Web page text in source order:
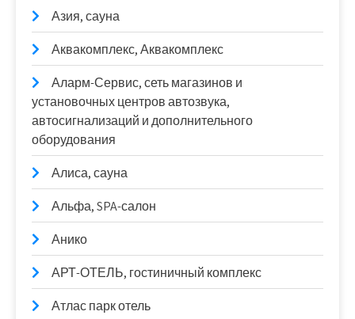
Азия, сауна
Аквакомплекс, Аквакомплекс
Аларм-Сервис, сеть магазинов и
установочных центров автозвука,
автосигнализаций и дополнительного
оборудования
Алиса, сауна
Альфа, SPA-салон
Анико
АРТ-ОТЕЛЬ, гостиничный комплекс
Атлас парк отель